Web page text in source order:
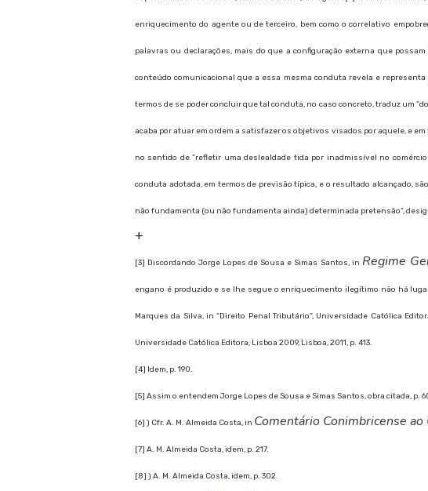
enriquecimento do agente ou de terceiro, bem como o correlativo
palavras ou declarações, mais do que a configuração externa que
conteúdo comunicacional que a essa mesma conduta revela e
termos de se poder concluir que tal conduta, no caso concreto, traduz um
acaba por atuar em ordem a satisfazer os objetivos visados por aquele, e
no sentido de “refletir uma deslealdade tida por inadmissível no
conduta adotada, em termos de previsão típica, e o resultado alcançado,
não fundamenta (ou não fundamenta ainda) determinada pretensão”,
+
[3] Discordando Jorge Lopes de Sousa e Simas Santos, in Regime
engano é produzido e se lhe segue o enriquecimento ilegítimo não há
Marques da Silva, in “Direito Penal Tributário”, Universidade Católica
Universidade Católica Editora, Lisboa 2009, Lisboa, 2011, p. 413.
[4] Idem, p. 190.
[5] Assim o entendem Jorge Lopes de Sousa e Simas Santos, obra citada, p.
[6] ) Cfr. A. M. Almeida Costa, in Comentário Conimbricense ao
[7] A. M. Almeida Costa, idem, p. 217.
[8] ) A. M. Almeida Costa, idem, p. 302.